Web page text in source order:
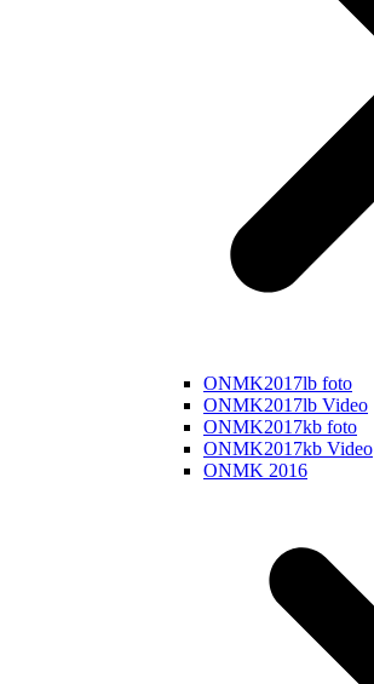
ONMK2017lb foto
ONMK2017lb Video
ONMK2017kb foto
ONMK2017kb Video
ONMK 2016